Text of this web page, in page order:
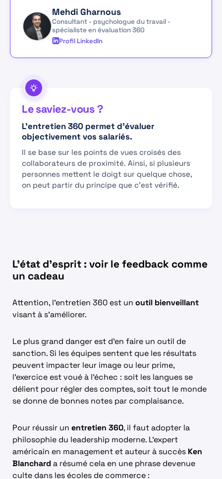
Mehdi Gharnous
Consultant - psychologue du travail -
spécialiste en évaluation 360
Profil LinkedIn
Le saviez-vous ?
L'entretien 360 permet d'évaluer
objectivement vos salariés.
Il se base sur les points de vues croisés des
collaborateurs de proximité. Ainsi, si plusieurs
personnes mettent le doigt sur quelque chose,
on peut partir du principe que c'est vérifié.
L’état d’esprit : voir le feedback comme
un cadeau
Attention, l’entretien 360 est un outil bienveillant
visant à s’améliorer.
Le plus grand danger est d’en faire un outil de
sanction. Si les équipes sentent que les résultats
peuvent impacter leur image ou leur prime,
l’exercice est voué à l’échec : soit les langues se
délient pour régler des comptes, soit tout le monde
se donne de bonnes notes par complaisance.
Pour réussir un entretien 360, il faut adopter la
philosophie du leadership moderne. L’expert
américain en management et auteur à succès Ken
Blancharda résumé cela en une phrase devenue
culte dans les écoles de commerce :